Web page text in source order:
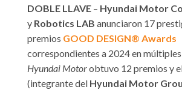
DOBLE LLAVE – Hyundai Motor
y Robotics LAB anunciaron 17
premios GOOD DESIGN® Awards
correspondientes a 2024 en
Hyundai Motorobtuvo 12 premios y
(integrante del Hyundai Motor